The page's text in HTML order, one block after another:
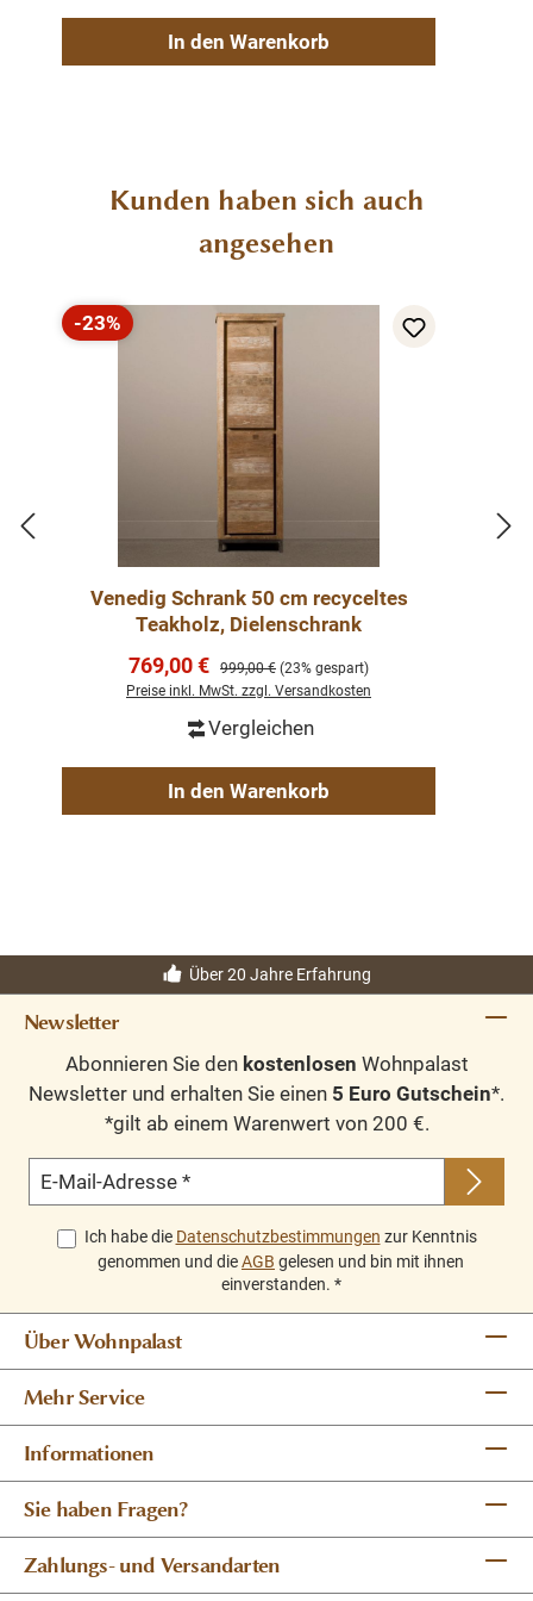
Stahlgestell
Couchtisch
In den Warenkorb
Produktgalerie überspringen
Kunden haben sich auch
angesehen
Rabatt
-23%
Venedig Schrank 50 cm recyceltes
Teakholz, Dielenschrank
Verkaufspreis:
769,00 € Regulärer Preis:
999,00 € (23% gespart)
Preise inkl. MwSt. zzgl. Versandkosten
Vergleichen
In den Warenkorb
Über 20 Jahre Erfahrung
Newsletter
Abonnieren Sie den kostenlosen Wohnpalast
Newsletter und erhalten Sie einen 5 Euro Gutschein*.
*gilt ab einem Warenwert von 200 €.
E-Mail-Adresse *
Ich habe die Datenschutzbestimmungen zur Kenntnis
genommen und dieAGB gelesen und bin mit ihnen
einverstanden. *
Über Wohnpalast
Mehr Service
Informationen
Sie haben Fragen?
Zahlungs- und Versandarten